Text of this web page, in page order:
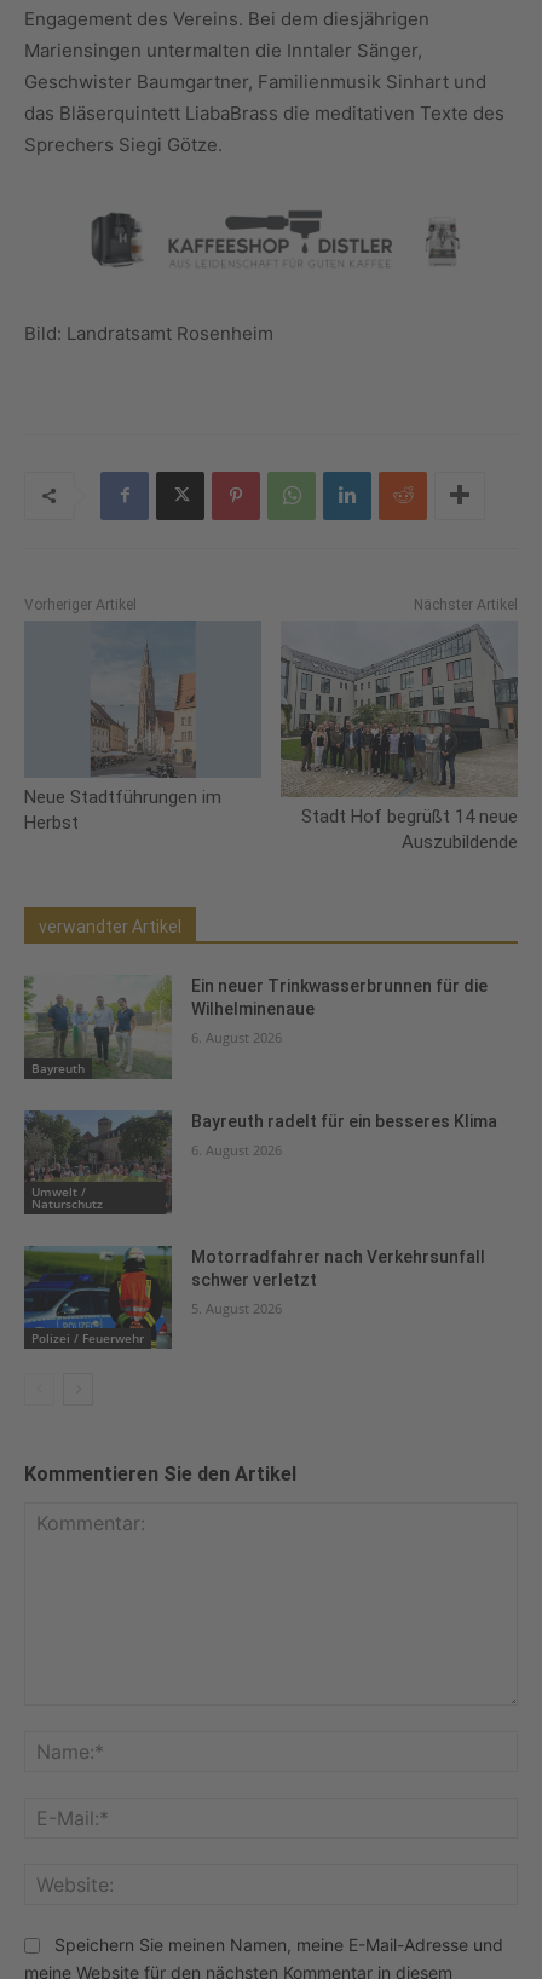
Engagement des Vereins. Bei dem diesjährigen
Mariensingen untermalten die Inntaler Sänger,
Geschwister Baumgartner, Familienmusik Sinhart und
das Bläserquintett LiabaBrass die meditativen Texte des
Sprechers Siegi Götze.
Bild: Landratsamt Rosenheim
Vorheriger Artikel
Neue Stadtführungen im
Herbst
Nächster Artikel
Stadt Hof begrüßt 14 neue
Auszubildende
verwandter Artikel
Bayreuth
Ein neuer Trinkwasserbrunnen für die
Wilhelminenaue
6. August 2026
Umwelt /
Naturschutz
Bayreuth radelt für ein besseres Klima
6. August 2026
Polizei / Feuerwehr
Motorradfahrer nach Verkehrsunfall
schwer verletzt
5. August 2026
Kommentieren Sie den Artikel
Speichern Sie meinen Namen, meine E-Mail-Adresse und
meine Website für den nächsten Kommentar in diesem